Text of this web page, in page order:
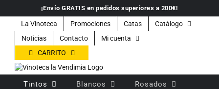
contenido
¡Envío GRATIS en pedidos superiores a 200€!
La Vinoteca Promociones Catas
Catálogo
Noticias
Contacto
Mi cuenta
CARRITO
Tintos Blancos Rosados